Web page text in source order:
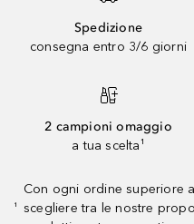
Spedizione
consegna entro 3/6 giorni
2 campioni omaggio
a tua scelta¹
¹
Con ogni ordine superiore
scegliere tra le nostre